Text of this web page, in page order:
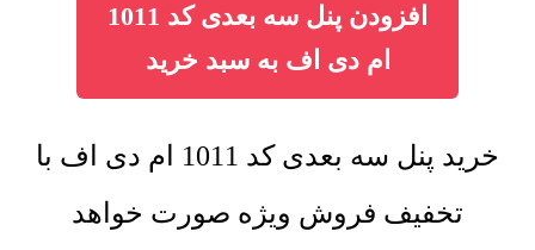
افزودن پنل سه بعدی کد 1011
ام دی اف به سبد خرید
خرید پنل سه بعدی کد 1011 ام دی اف با
تخفیف فروش ویژه صورت خواهد